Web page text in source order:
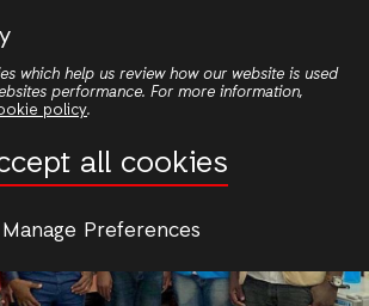
which help us review how our website is used
performance. For more information,
policy.
all cookies
Manage Preferences
o